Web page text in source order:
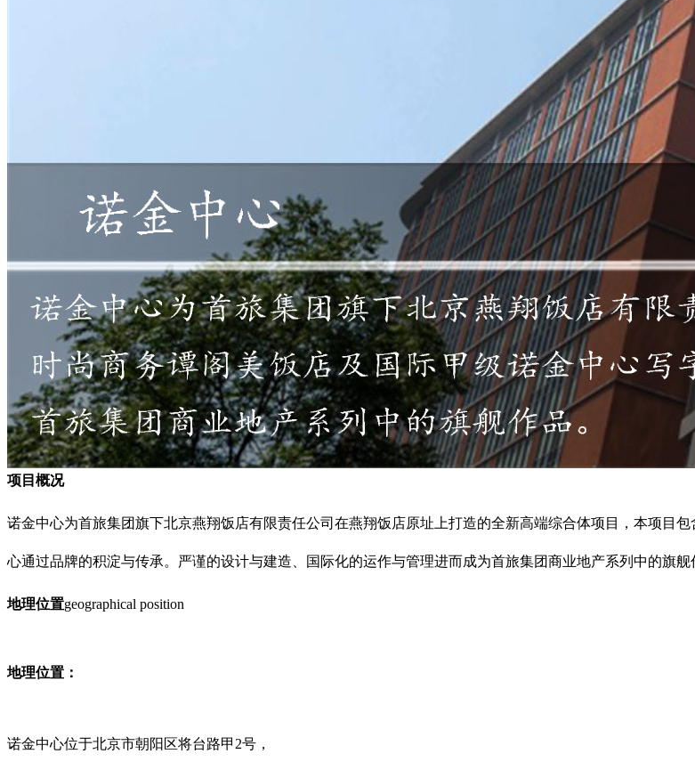
项目概况
诺金中心为首旅集团旗下北京燕翔饭店有限责任公司在燕翔饭店原址上打造的全新高端综合体项目，本项目
心通过品牌的积淀与传承。严谨的设计与建造、国际化的运作与管理进而成为首旅集团商业地产系列中的旗舰
地理位置geographical position
地理位置：
诺金中心位于北京市朝阳区将台路甲2号，